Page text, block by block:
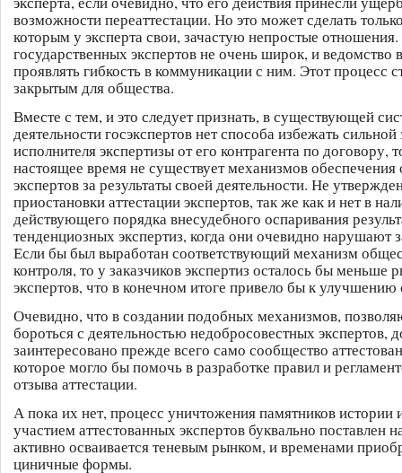
возможности переаттестации. Но это может сделать
которым у эксперта свои, зачастую непростые
государственных экспертов не очень широк, и
проявлять гибкость в коммуникации с ним. Этот процесс
закрытым для общества.
Вместе с тем, и это следует признать, в существующей
деятельности госэкспертов нет способа избежать
исполнителя экспертизы от его контрагента по договору,
настоящее время не существует механизмов обеспечения
экспертов за результаты своей деятельности. Не
приостановки аттестации экспертов, так же как и нет в
действующего порядка внесудебного оспаривания
тенденциозных экспертиз, когда они очевидно нарушают
Если бы был выработан соответствующий механизм
контроля, то у заказчиков экспертиз осталось бы меньше
экспертов, что в конечном итоге привело бы к улучшению
Очевидно, что в создании подобных механизмов,
бороться с деятельностью недобросовестных экспертов,
заинтересовано прежде всего само сообщество
которое могло бы помочь в разработке правил и
отзыва аттестации.
А пока их нет, процесс уничтожения памятников истории
участием аттестованных экспертов буквально поставлен
активно осваивается теневым рынком, и временами
циничные формы.